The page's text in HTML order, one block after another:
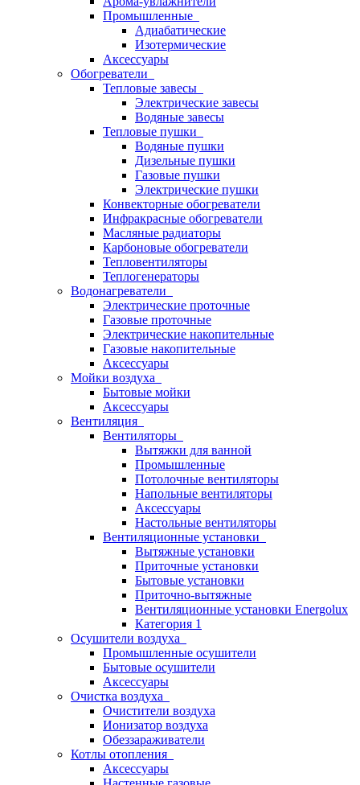
Промышленныe
Адиабатические
Изотермические
Аксессуары
Обогреватели
Тепловые завесы
Электрические завесы
Водяные завесы
Тепловые пушки
Водяные пушки
Дизельные пушки
Газовые пушки
Электрические пушки
Конвекторные обогреватели
Инфракрасные обогреватели
Масляные радиаторы
Карбоновые обогреватели
Тепловентиляторы
Теплогенераторы
Водонагреватели
Электрические проточные
Газовые проточные
Электрические накопительные
Газовые накопительные
Аксессуары
Мойки воздуха
Бытовые мойки
Аксессуары
Вентиляция
Вентиляторы
Вытяжки для ванной
Промышленные
Потолочные вентиляторы
Напольные вентиляторы
Аксессуары
Настольные вентиляторы
Вентиляционные установки
Вытяжные установки
Приточные установки
Бытовые установки
Приточно-вытяжные
Вентиляционные установки Energolux
Категория 1
Осушители воздуха
Промышленные осушители
Бытовые осушители
Аксессуары
Очистка воздуха
Очистители воздуха
Ионизатор воздуха
Обеззараживатели
Котлы отопления
Аксессуары